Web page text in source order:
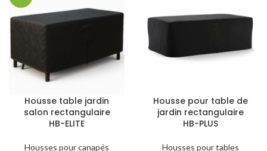
Housse table jardin
salon rectangulaire
HB-ELITE
Housses pour canapés
Housse pour table de
jardin rectangulaire
HB-PLUS
Housses pour tables